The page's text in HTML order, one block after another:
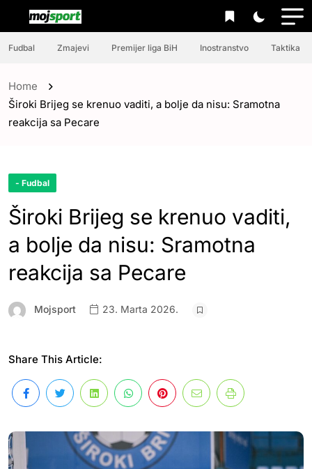
Fudbal Zmajevi Premijer liga BiH Inostranstvo Taktika
Home
Široki Brijeg se krenuo vaditi, a bolje da nisu: Sramotna
reakcija sa Pecare
- Fudbal
Široki Brijeg se krenuo vaditi,
a bolje da nisu: Sramotna
reakcija sa Pecare
Mojsport 23. Marta 2026.
Share This Article: